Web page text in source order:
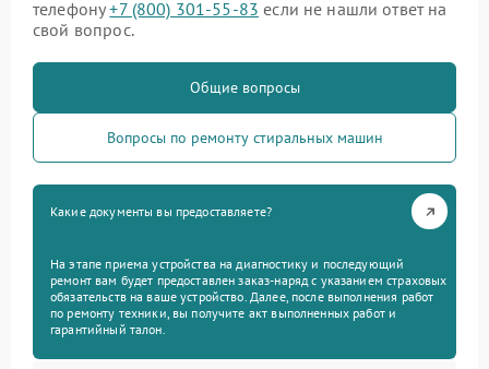
телефону+7 (800) 301-55-83 если не нашли ответ на
свой вопрос.
Общие вопросы
Вопросы по ремонту стиральных машин
Какие документы вы предоставляете?
На этапе приема устройства на диагностику и последующий
ремонт вам будет предоставлен заказ-наряд с указанием страховых
обязательств на ваше устройство. Далее, после выполнения работ
по ремонту техники, вы получите акт выполненных работ и
гарантийный талон.